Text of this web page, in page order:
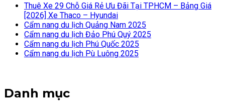
Thuê Xe 29 Chỗ Giá Rẻ Ưu Đãi Tại TPHCM – Bảng Giá
[2026] Xe Thaco – Hyundai
Cẩm nang du lịch Quảng Nam 2025
Cẩm nang du lịch Đảo Phú Quý 2025
Cẩm nang du lịch Phú Quốc 2025
Cẩm nang du lịch Pù Luông 2025
Danh mục